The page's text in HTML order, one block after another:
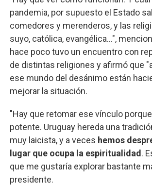
pandemia, por supuesto el Estado
comedores y merenderos, y las
suyo, católica, evangélica…",
hace poco tuvo un encuentro con
de distintas religiones y afirmó que
ese mundo del desánimo están
mejorar la situación.
"Hay que retomar ese vínculo
potente. Uruguay hereda una
muy laicista, y a veces hemos
lugar que ocupa la espiritualidad .
que me gustaría explorar bastante
presidente.